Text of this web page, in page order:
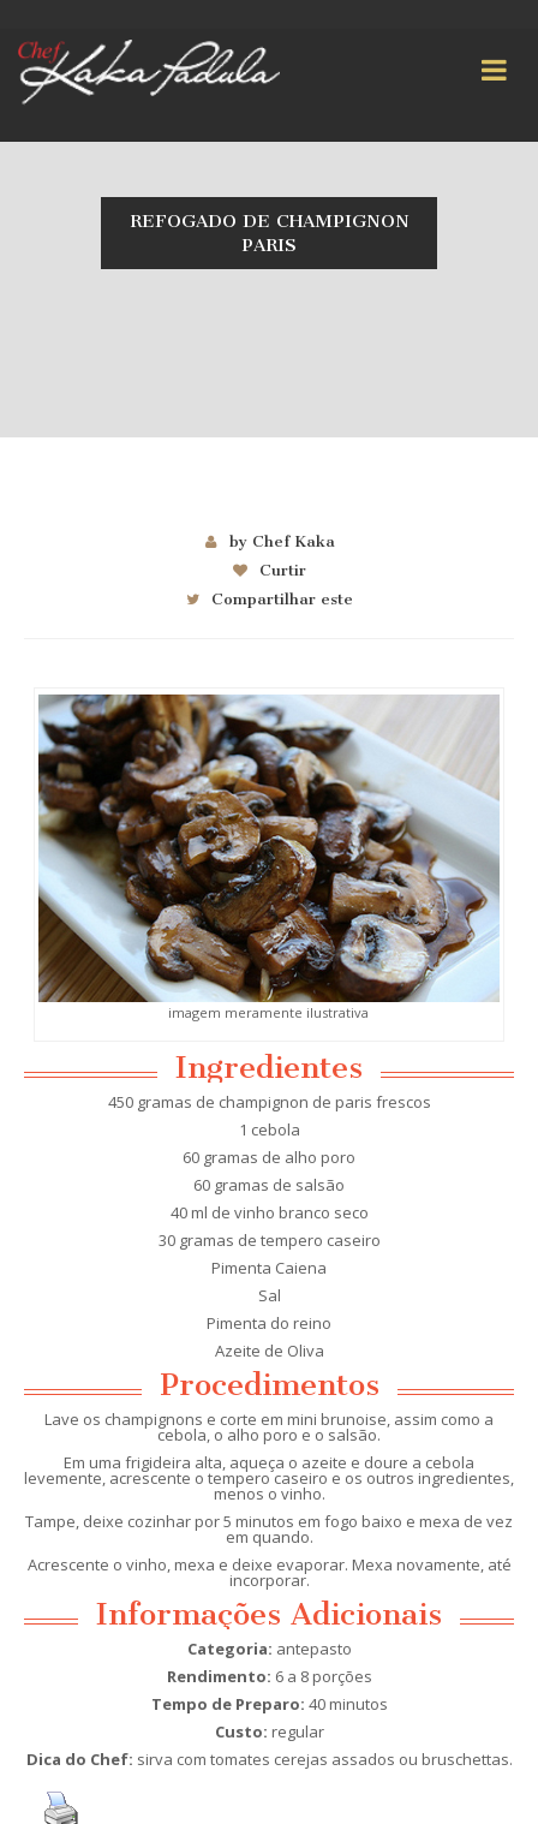
REFOGADO DE CHAMPIGNON
PARIS
by Chef Kaka
Curtir
Compartilhar este
imagem meramente ilustrativa
Ingredientes
450 gramas de champignon de paris frescos
1 cebola
60 gramas de alho poro
60 gramas de salsão
40 ml de vinho branco seco
30 gramas de tempero caseiro
Pimenta Caiena
Sal
Pimenta do reino
Azeite de Oliva
Procedimentos
Lave os champignons e corte em mini brunoise, assim como a
cebola, o alho poro e o salsão.
Em uma frigideira alta, aqueça o azeite e doure a cebola
levemente, acrescente o tempero caseiro e os outros ingredientes,
menos o vinho.
Tampe, deixe cozinhar por 5 minutos em fogo baixo e mexa de vez
em quando.
Acrescente o vinho, mexa e deixe evaporar. Mexa novamente, até
incorporar.
Informações Adicionais
Categoria: antepasto
Rendimento: 6 a 8 porções
Tempo de Preparo: 40 minutos
Custo: regular
Dica do Chef: sirva com tomates cerejas assados ou bruschettas.